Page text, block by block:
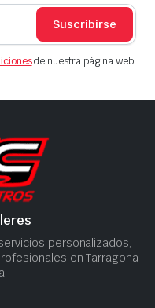
Suscribirse
de nuestra página web.
personalizados,
en Tarragona